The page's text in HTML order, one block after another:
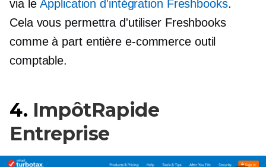
via leApplication d'intégration Freshbooks.
Cela vous permettra d'utiliser Freshbooks
commeà part entière e-commerceoutil
comptable.
4. ImpôtRapide
Entreprise